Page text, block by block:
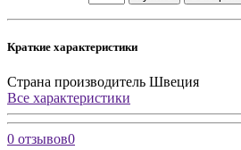
Краткие характеристики
Страна производитель Швеция
Все характеристики
0 отзывов0